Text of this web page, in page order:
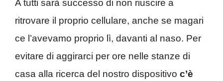
A tutti sarà successo di non riuscire a
ritrovare il proprio cellulare, anche se magari
ce l’avevamo proprio lì, davanti al naso. Per
evitare di aggirarci per ore nelle stanze di
casa alla ricerca del nostro dispositivo c’è